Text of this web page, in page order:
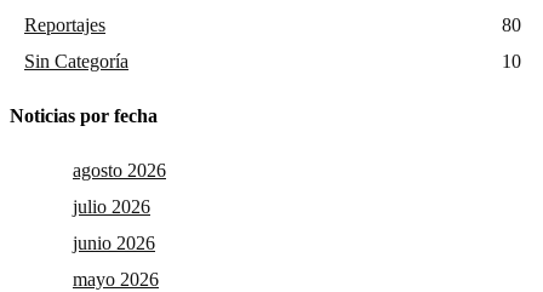
Reportajes
80
Sin Categoría
10
Noticias por fecha
agosto 2026
julio 2026
junio 2026
mayo 2026